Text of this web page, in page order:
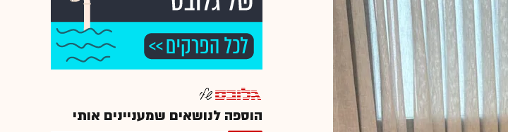
הוספה לנושאים שמעניינים אותי